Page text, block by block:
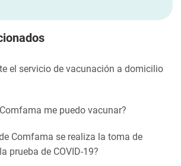
el servicio de vacunación a domicilio
me puedo vacunar?
Comfama se realiza la toma de
prueba de COVID-19?